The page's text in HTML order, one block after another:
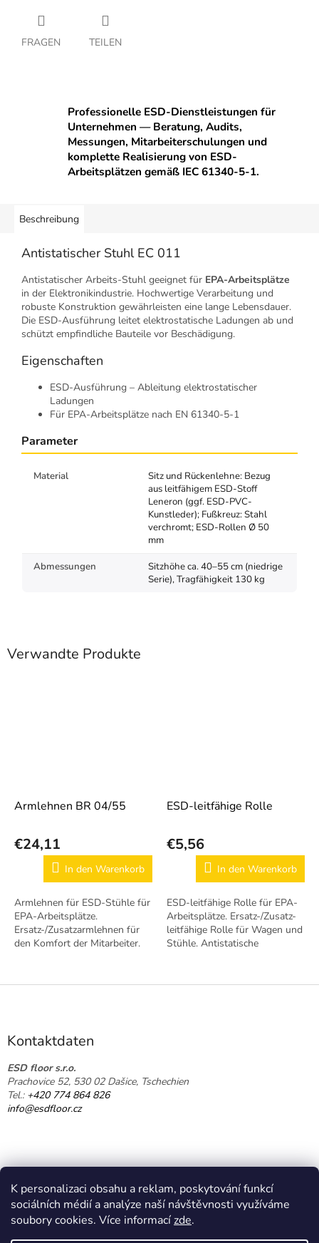
K personalizaci obsahu a reklam, poskytování funkcí
sociálních médií a analýze naší návštěvnosti využíváme
soubory cookies. Více informacízde.
FRAGEN TEILEN
Professionelle ESD-Dienstleistungen für
Unternehmen — Beratung, Audits,
Messungen, Mitarbeiterschulungen und
komplette Realisierung von ESD-
Arbeitsplätzen gemäß IEC 61340-5-1.
Verwandte Produkte
Armlehnen BR 04/55
€24,11
In den Warenkorb
Armlehnen für ESD-Stühle für
EPA-Arbeitsplätze.
Ersatz-/Zusatzarmlehnen für
den Komfort der Mitarbeiter.
ESD-leitfähige Rolle
€5,56
In den Warenkorb
ESD-leitfähige Rolle für EPA-
Arbeitsplätze. Ersatz-/Zusatz-
leitfähige Rolle für Wagen und
Stühle. Antistatische
Beschreibung
Antistatischer Stuhl EC 011
Antistatischer Arbeits-Stuhl geeignet für EPA-Arbeitsplätze
in der Elektronikindustrie. Hochwertige Verarbeitung und
robuste Konstruktion gewährleisten eine lange Lebensdauer.
Die ESD-Ausführung leitet elektrostatische Ladungen ab und
schützt empfindliche Bauteile vor Beschädigung.
Eigenschaften
ESD-Ausführung – Ableitung elektrostatischer
Ladungen
Für EPA-Arbeitsplätze nach EN 61340-5-1
Parameter
Material
Sitz und Rückenlehne: Bezug
aus leitfähigem ESD-Stoff
Leneron (ggf. ESD-PVC-
Kunstleder); Fußkreuz: Stahl
verchromt; ESD-Rollen Ø 50
mm
Abmessungen
Sitzhöhe ca. 40–55 cm (niedrige
Serie), Tragfähigkeit 130 kg
F
Kontaktdaten
ESD floor s.r.o.
Prachovice 52, 530 02 Dašice, Tschechien
Tel.: +420 774 864 826
info@esdfloor.cz